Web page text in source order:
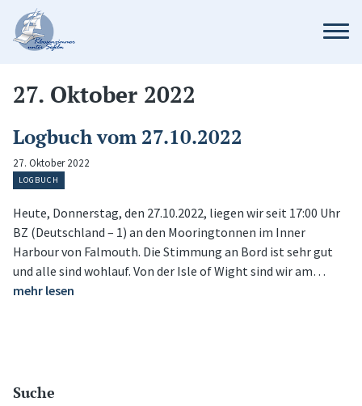
27. Oktober 2022
Logbuch vom 27.10.2022
27. Oktober 2022
LOGBUCH
Heute, Donnerstag, den 27.10.2022, liegen wir seit 17:00 Uhr
BZ (Deutschland – 1) an den Mooringtonnen im Inner
Harbour von Falmouth. Die Stimmung an Bord ist sehr gut
und alle sind wohlauf. Von der Isle of Wight sind wir am…
mehr lesen
Suche